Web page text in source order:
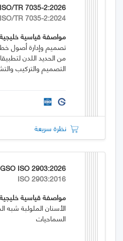
TR 7035-2:2026
ISO/TR 7035-2:2024
مواصفة قياسية خليجية
تصميم وإدارة أصول
التصميم والتركيب
نظرة سريعة
GSO ISO 2903:2026
ISO 2903:2016
مواصفة قياسية خليجية
الأسنان الملولبة شبه
السماحيات